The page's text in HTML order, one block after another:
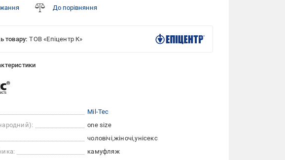
До порівняння
товару: ТОВ «Епіцентр К»
Mil-Tec
one size
чоловічі жіночі унісекс
камуфляж